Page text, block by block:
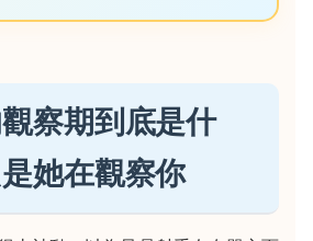
察期到底是什
她在觀察你